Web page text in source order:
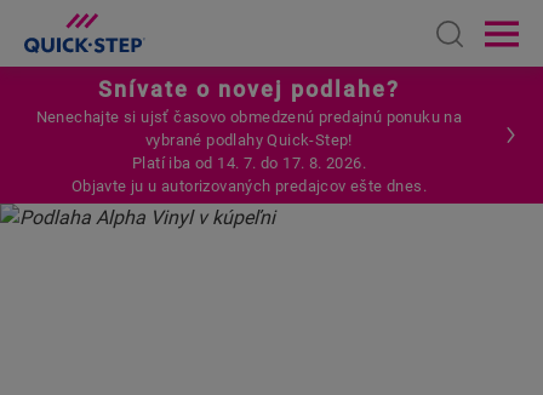
Open
Snívate o novej podlahe?
Nenechajte si ujsť časovo obmedzenú predajnú ponuku na
vybrané podlahy Quick-Step!
Platí iba od 14. 7. do 17. 8. 2026.
Objavte ju u autorizovaných predajcov ešte dnes.